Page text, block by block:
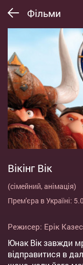
Фільми
Вікінг Вік
(сімейний, анімація)
Прем'єра в Україні:
Режисер: Ерік Казес
Юнак Вік завжди
відправитися в